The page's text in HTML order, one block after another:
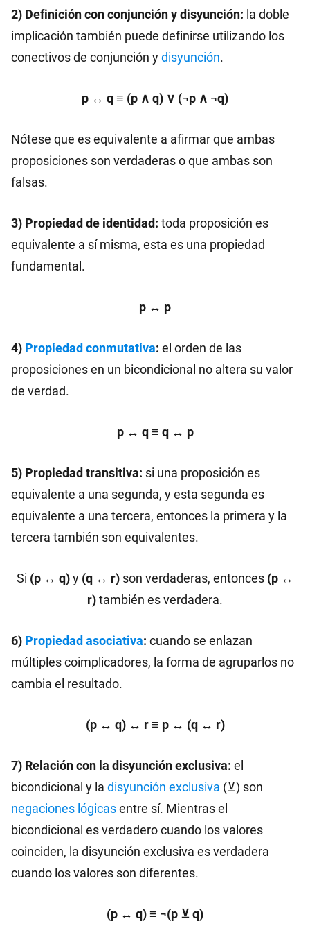
2) Definición con conjunción y disyunción: la doble
implicación también puede definirse utilizando los
conectivos de conjunción ydisyunción.
p ↔ q ≡ (p ∧ q) ∨ (¬p ∧ ¬q)
Nótese que es equivalente a afirmar que ambas
proposiciones son verdaderas o que ambas son
falsas.
3) Propiedad de identidad: toda proposición es
equivalente a sí misma, esta es una propiedad
fundamental.
p ↔ p
4) Propiedad conmutativa: el orden de las
proposiciones en un bicondicional no altera su valor
de verdad.
p ↔ q ≡ q ↔ p
5) Propiedad transitiva: si una proposición es
equivalente a una segunda, y esta segunda es
equivalente a una tercera, entonces la primera y la
tercera también son equivalentes.
Si (p ↔ q)y (q ↔ r) son verdaderas, entonces (p ↔
r)también es verdadera.
6) Propiedad asociativa: cuando se enlazan
múltiples coimplicadores, la forma de agruparlos no
cambia el resultado.
(p ↔ q) ↔ r ≡ p ↔ (q ↔ r)
7) Relación con la disyunción exclusiva: el
bicondicional y la disyunción exclusiva (⊻) son
negaciones lógicasentre sí. Mientras el
bicondicional es verdadero cuando los valores
coinciden, la disyunción exclusiva es verdadera
cuando los valores son diferentes.
(p ↔ q) ≡ ¬(p ⊻ q)